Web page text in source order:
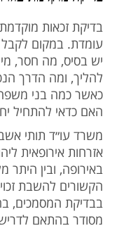
בדיקת זכאות
עומדת. במקום
יש בסיס, מה חסר,
להליך, ומה הדרך
כאשר כמה בני
האם כדאי להתחיל
אזרחות אירופאית
באירופה, ובין היתר
הקשורים להשבת
בבדיקת המסמכים,
מסודר בהתאם